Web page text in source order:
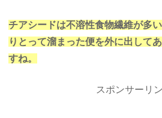
チアシードは不溶性食物繊維が多
りとって溜まった便を外に出して
すね。
スポンサーリ